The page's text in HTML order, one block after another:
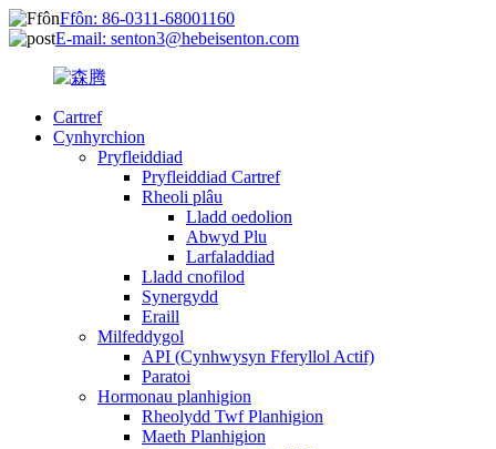
Ffôn: 86-0311-68001160
E-mail: senton3@hebeisenton.com
Cartref
Cynhyrchion
Pryfleiddiad
Pryfleiddiad Cartref
Rheoli plâu
Lladd oedolion
Abwyd Plu
Larfaladdiad
Lladd cnofilod
Synergydd
Eraill
Milfeddygol
API (Cynhwysyn Fferyllol Actif)
Paratoi
Hormonau planhigion
Rheolydd Twf Planhigion
Maeth Planhigion